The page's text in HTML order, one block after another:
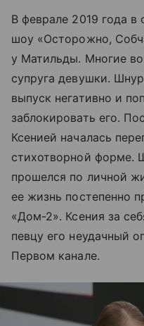
В феврале 2019 года
шоу «Осторожно,
у Матильды. Многие
супруга девушки.
выпуск негативно и
заблокировать его.
Ксенией началась
стихотворной форме.
прошелся по личной
ее жизнь постепенно
«Дом-2». Ксения за
певцу его неудачный
Первом канале.